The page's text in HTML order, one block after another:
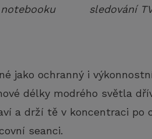
sledování
jako ochranný i
délky modrého světla
a drží tě v koncentraci po
seanci.